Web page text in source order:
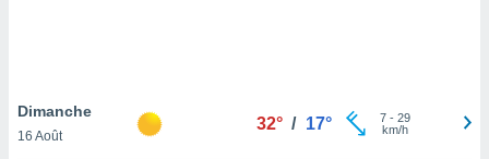
notre
Dimanche
16 Août
32° / 17° 7- 29
km/h